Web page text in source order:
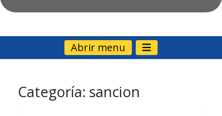
Abrir menu
Categoría: sancion